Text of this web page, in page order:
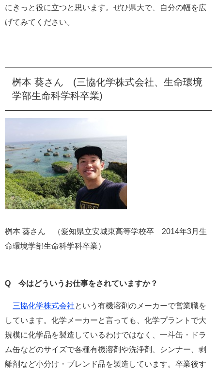
にきっと役に立つと思います。ぜひ県大で、自分の幅を広
げてみてください。
桝本 葵さん (三協化学株式会社、生命環境
学部生命科学科卒業)
桝本 葵さん （愛知県立安城東高等学校卒 2014年3月生
命環境学部生命科学科卒業）
Q 今はどういうお仕事をされていますか？
三協化学株式会社という有機溶剤のメーカーで営業職を
しています。化学メーカーと言っても、化学プラントで大
規模に化学品を製造しているわけではなく、一斗缶・ドラ
ム缶などのサイズで各種有機溶剤や洗浄剤、シンナー、剥
離剤など小分け・ブレンド品を製造しています。卒業後す